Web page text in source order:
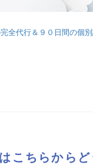
全代行＆９０日間の個
こちらから